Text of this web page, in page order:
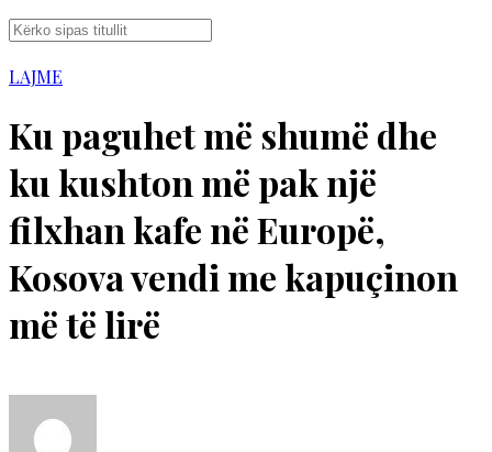
LAJME
Ku paguhet më shumë dhe
ku kushton më pak një
filxhan kafe në Europë,
Kosova vendi me kapuçinon
më të lirë